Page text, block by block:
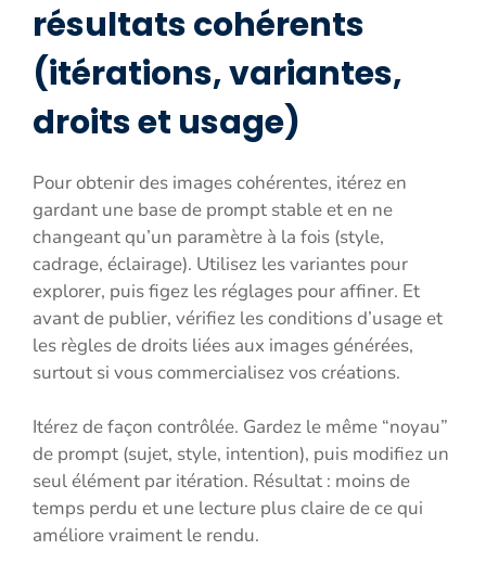
résultats cohérents
(itérations, variantes,
droits et usage)
Pour obtenir des images cohérentes, itérez en
gardant une base de prompt stable et en ne
changeant qu’un paramètre à la fois (style,
cadrage, éclairage). Utilisez les variantes pour
explorer, puis figez les réglages pour affiner. Et
avant de publier, vérifiez les conditions d’usage et
les règles de droits liées aux images générées,
surtout si vous commercialisez vos créations.
Itérez de façon contrôlée. Gardez le même “noyau”
de prompt (sujet, style, intention), puis modifiez un
seul élément par itération. Résultat : moins de
temps perdu et une lecture plus claire de ce qui
améliore vraiment le rendu.